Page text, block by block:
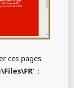
ces pages
" :